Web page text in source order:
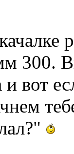
300.
вот